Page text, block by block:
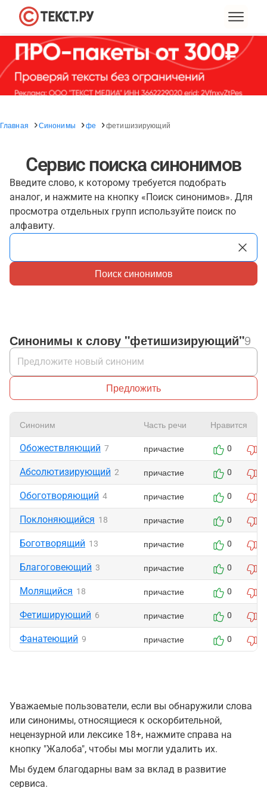
Главная Синонимы фе фетишизирующий
Сервис поиска синонимов
Введите слово, к которому требуется подобрать
аналог, и нажмите на кнопку «Поиск синонимов». Для
просмотра отдельных групп используйте поиск по
алфавиту.
Поиск синонимов
Синонимы к слову "фетишизирующий"9
Предложить
Синоним Часть речи Нравится
Обожествляющий 7 причастие 0
Абсолютизирующий 2 причастие 0
Обоготворяющий 4 причастие 0
Поклоняющийся 18 причастие 0
Боготворящий 13 причастие 0
Благоговеющий 3 причастие 0
Молящийся 18 причастие 0
Фетиширующий 6 причастие 0
Фанатеющий 9 причастие 0
Уважаемые пользователи, если вы обнаружили слова
или синонимы, относящиеся к оскорбительной,
нецензурной или лексике 18+, нажмите справа на
кнопку "Жалоба", чтобы мы могли удалить их.
Мы будем благодарны вам за вклад в развитие
сервиса.